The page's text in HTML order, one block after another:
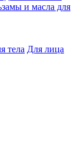
и масла для
тела Для лица